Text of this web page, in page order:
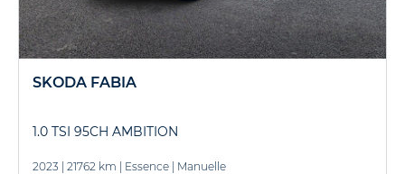
SKODA FABIA
1.0 TSI 95CH AMBITION
2023 | 21762 km | Essence | Manuelle